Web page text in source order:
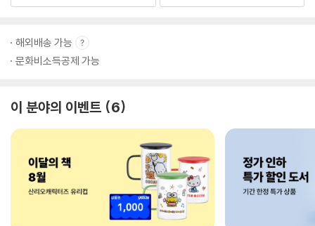
해외배송 가능
문화비소득공제 가능
이 분야의 이벤트 6